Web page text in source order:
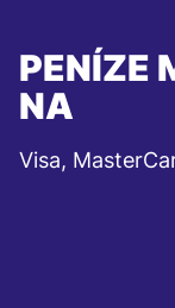
PENÍZE
NA
Visa,